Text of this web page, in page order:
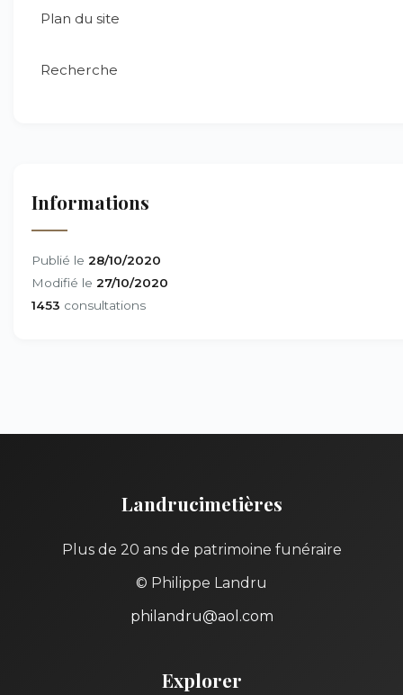
Plan du site
Recherche
Informations
Publié le 28/10/2020
Modifié le 27/10/2020
1453 consultations
Landrucimetières
Plus de 20 ans de patrimoine funéraire
© Philippe Landru
philandru@aol.com
Explorer